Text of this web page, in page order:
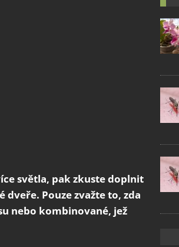
světla, pak zkuste doplnit
Pouze zvažte to, zda
nebo kombinované, jež